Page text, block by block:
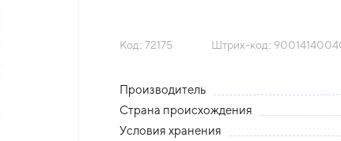
Код: 72175 Штрих-код:
Производитель
Страна происхождения
Условия хранения